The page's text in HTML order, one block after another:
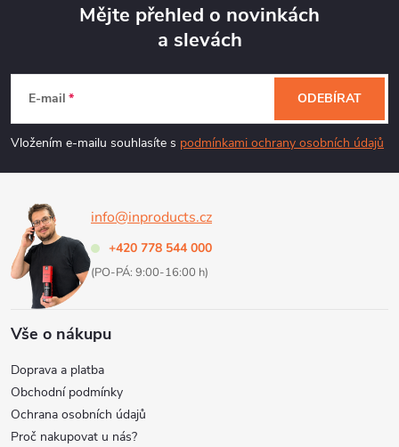
a
í
p
v
k
y
ý
p
p
a
Mějte přehled o novinkách
a slevách
E-mail
Vložením e-mailu souhlasíte s podmínkami ochrany osobních údajů
ODEBÍRAT
info@inproducts.cz
+420 778 544 000
(PO-PÁ: 9:00-16:00 h)
Vše o nákupu
Doprava a platba
Obchodní podmínky
Ochrana osobních údajů
Proč nakupovat u nás?